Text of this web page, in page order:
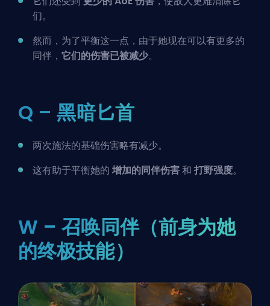
们。
然而，为了平衡这一点，由于她现在可以有更多的
同伴， 它们的伤害已被减少。
Q – 黑暗匕首
两次施法的基础伤害略有减少。
这有助于平衡她的 增加的同伴伤害和 打野强度。
W – 召唤同伴（前身为她
的终极技能）